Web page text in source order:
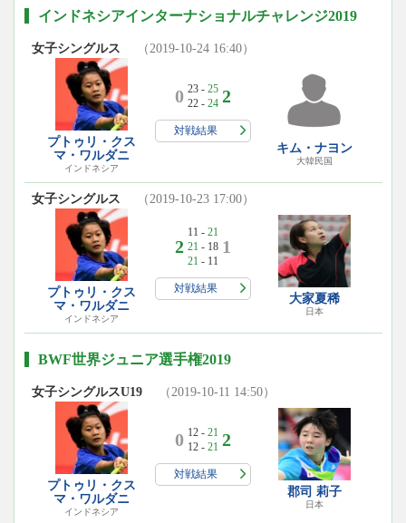
インドネシアインターナショナルチャレンジ2019
女子シングルス （2019-10-24 16:40）
プトゥリ・クス
マ・ワルダニ
インドネシア
0 23 - 25
22 - 24 2
対戦結果
キム・ナヨン
大韓民国
女子シングルス （2019-10-23 17:00）
プトゥリ・クス
マ・ワルダニ
インドネシア
2
11 - 21
21 - 18
21 - 11
1
対戦結果
大家夏稀
日本
BWF世界ジュニア選手権2019
女子シングルスU19 （2019-10-11 14:50）
プトゥリ・クス
マ・ワルダニ
インドネシア
0 12 - 21
12 - 21 2
対戦結果
郡司 莉子
日本